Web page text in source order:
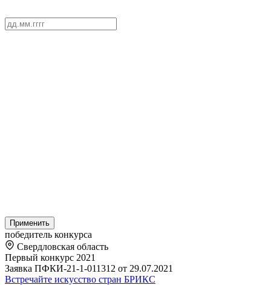
Применить
победитель конкурса
Свердловская область
Первый конкурс 2021
Заявка ПФКИ-21-1-011312 от 29.07.2021
Встречайте искусство стран БРИКС